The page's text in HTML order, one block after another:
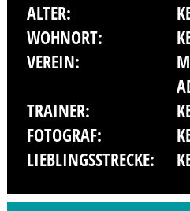
ALTER:
WOHNORT:
VEREIN:
TRAINER:
FOTOGRAF:
LIEBLINGSSTRECKE: